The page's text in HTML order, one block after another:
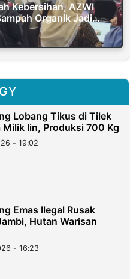
Kebersihan, AZWI
Organik Jadi
Lobang Tikus di Tilek
Milik Iin, Produksi 700 Kg
- 19:02
Emas Ilegal Rusak
Hutan Warisan
- 16:23